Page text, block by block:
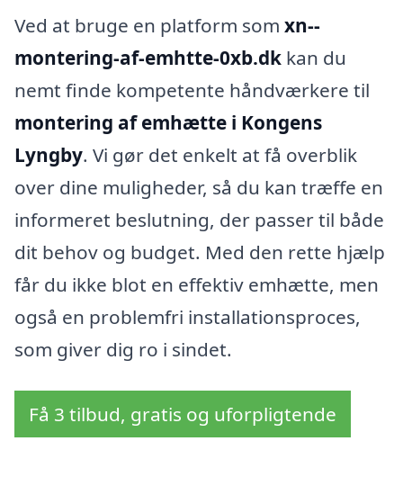
Ved at bruge en platform som xn--
montering-af-emhtte-0xb.dk kan du
nemt finde kompetente håndværkere til
montering af emhætte i Kongens
Lyngby. Vi gør det enkelt at få overblik
over dine muligheder, så du kan træffe en
informeret beslutning, der passer til både
dit behov og budget. Med den rette hjælp
får du ikke blot en effektiv emhætte, men
også en problemfri installationsproces,
som giver dig ro i sindet.
Få 3 tilbud, gratis og uforpligtende